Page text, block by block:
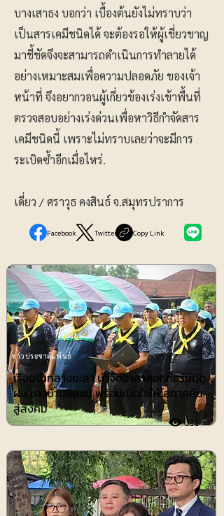
บางเสาธง บอกว่า เบื้องต้นยังไม่ทราบว่า
เป็นสารเคมีชนิดได้ จะต้องรอให้ผู้เชี่ยวชาญ
มาชี้ชัดจึงจะสามารถดำเนินการทำลายได้
อย่างเหมาะสมเพื่อความปลอดภัย ของเจ้า
หน้าที่ จึงอยากวอนผู้เกี่ยวข้องเร่งเข้าพื้นที่
ตรวจสอบอย่างเร่งด่วนเพื่อหาวิธีกำจัดสาร
เคมีชนิดนี้ เพราะไม่ทราบเลยว่าจะมีการ
ระเบิดซ้ำอีกเมื่อไหร่.
เดี่ยว / ศราวุธ คงสินธ์ จ.สมุทรปราการ
Facebook Twitter Copy Link
เรือนจำกลางยะลา นำจิตอาสาลอกท่อรับฤดู
ฝน ชาวบ้านชื่นชม พร้อมเปิดใจให้โอกาศคืน
สู่สังคม
311
ข่าวประชาสัมพันธ์